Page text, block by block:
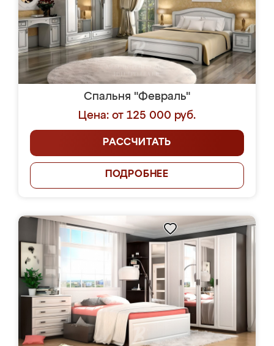
Спальня "Февраль"
Цена: от 125 000 руб.
РАССЧИТАТЬ
ПОДРОБНЕЕ